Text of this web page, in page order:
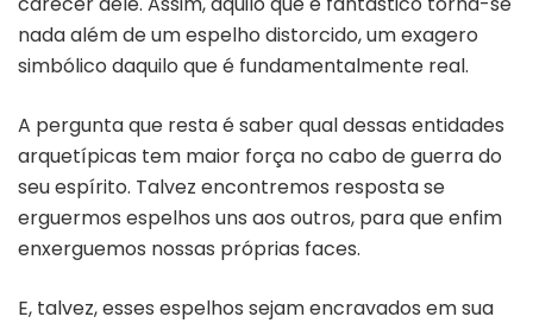
nada além de um espelho distorcido, um exagero
simbólico daquilo que é fundamentalmente real.
A pergunta que resta é saber qual dessas entidades
arquetípicas tem maior força no cabo de guerra do
seu espírito. Talvez encontremos resposta se
erguermos espelhos uns aos outros, para que enfim
enxerguemos nossas próprias faces.
E, talvez, esses espelhos sejam encravados em sua